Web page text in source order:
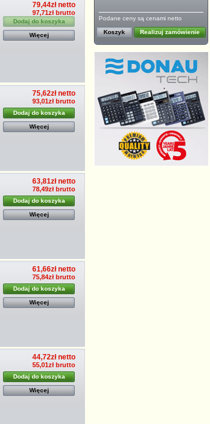
79,44zł netto
97,71zł brutto
Dodaj do koszyka
Więcej
75,62zł netto
93,01zł brutto
Dodaj do koszyka
Więcej
63,81zł netto
78,49zł brutto
Dodaj do koszyka
Więcej
61,66zł netto
75,84zł brutto
Dodaj do koszyka
Więcej
44,72zł netto
55,01zł brutto
Dodaj do koszyka
Więcej
Podane ceny są cenami netto
Koszyk Realizuj zamówienie